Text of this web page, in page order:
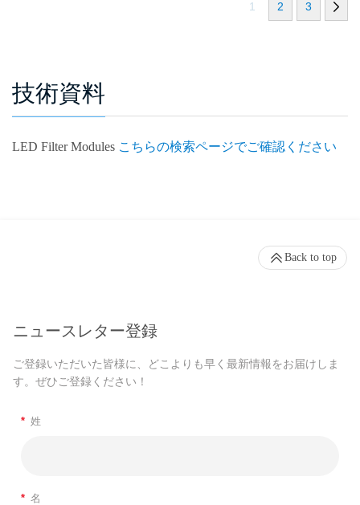
1 2 3
技術資料
LED Filter Modules こちらの検索ページでご確認ください
ニュースレター登録
ご登録いただいた皆様に、どこよりも早く最新情報をお届けしま
す。ぜひご登録ください！
* 姓
* 名
Back to top